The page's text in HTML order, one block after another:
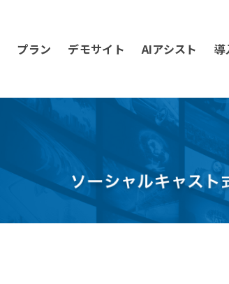
プラン デモサイト AIアシスト 導